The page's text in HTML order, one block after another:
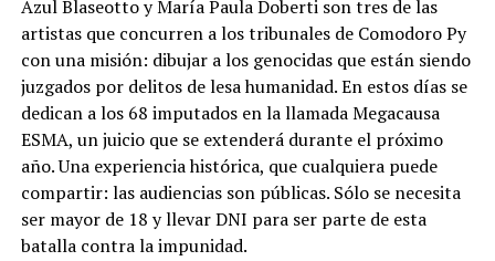
Azul Blaseotto y María Paula Doberti son tres de las
artistas que concurren a los tribunales de Comodoro Py
con una misión: dibujar a los genocidas que están siendo
juzgados por delitos de lesa humanidad. En estos días se
dedican a los 68 imputados en la llamada Megacausa
ESMA, un juicio que se extenderá durante el próximo
año. Una experiencia histórica, que cualquiera puede
compartir: las audiencias son públicas. Sólo se necesita
ser mayor de 18 y llevar DNI para ser parte de esta
batalla contra la impunidad.